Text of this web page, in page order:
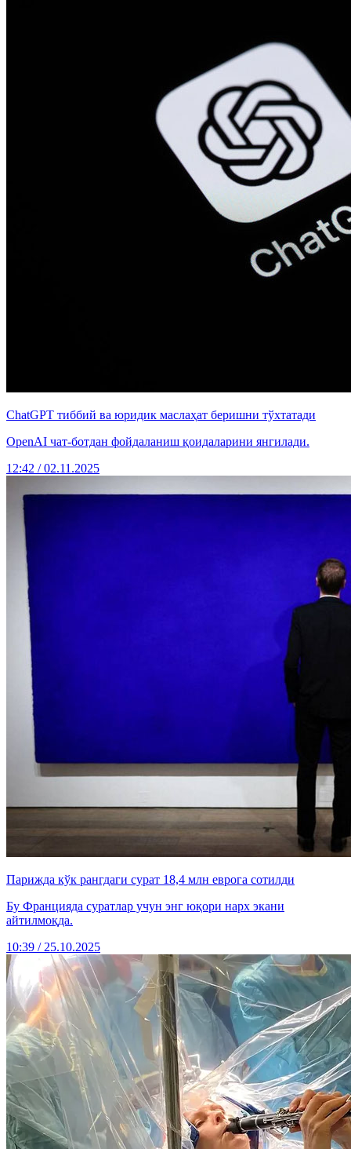
ChatGPT тиббий ва юридик маслаҳат беришни тўхтатади
OpenAI чат-ботдан фойдаланиш қоидаларини янгилади.
12:42 / 02.11.2025
Парижда кўк рангдаги сурат 18,4 млн еврога сотилди
Бу Францияда суратлар учун энг юқори нарх экани
айтилмоқда.
10:39 / 25.10.2025